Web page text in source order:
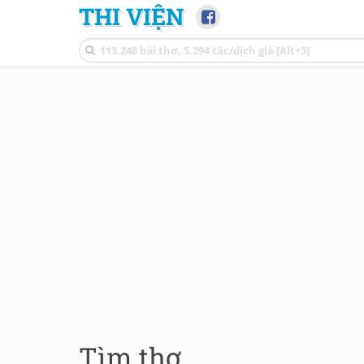
THI VIỆN
Tìm thơ